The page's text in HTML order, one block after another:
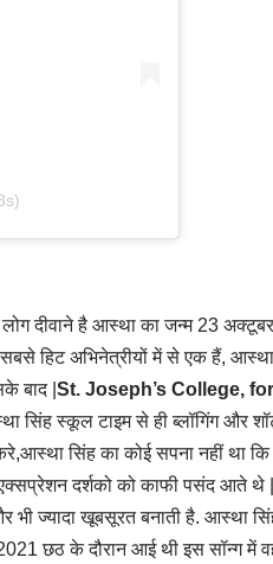
दीवाने है आस्था का जन्म 23
हिट अभिनेत्रीयों में से एक हैं,
बाद | St. Joseph’s College,
सिंह स्कूल टाइम से ही ब्लॉगिंग और
सिंह का कोई सपना नहीं था कि
दर्शको को काफी पसंद आते थे |
ज्यादा खूबसूरत बनाती है. आस्था
छठ के दौरान आई थी इस सॉन्ग में